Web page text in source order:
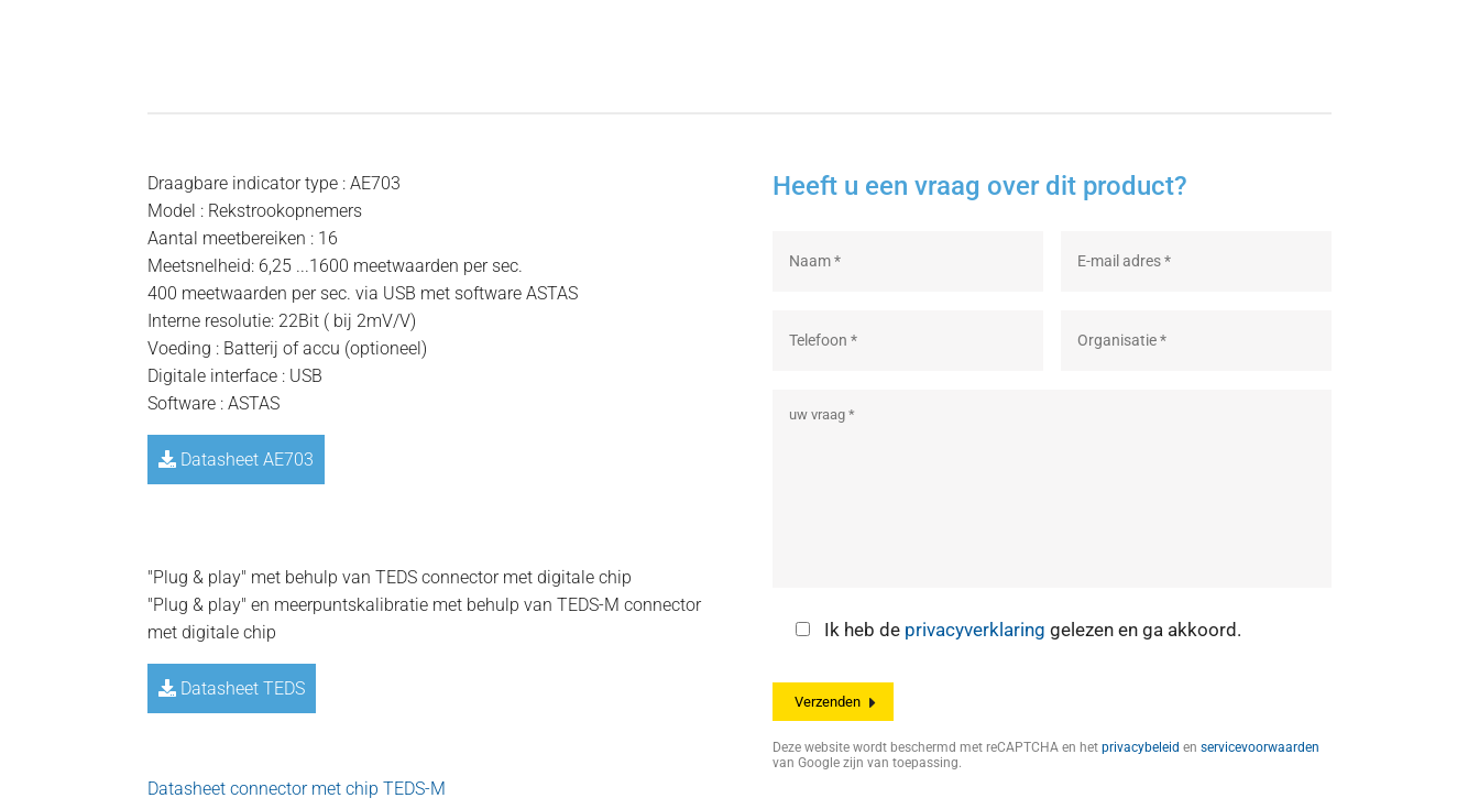
Draagbare indicator type : AE703
Model : Rekstrookopnemers
Aantal meetbereiken : 16
Meetsnelheid: 6,25 ...1600 meetwaarden per sec.
400 meetwaarden per sec. via USB met software ASTAS
Interne resolutie: 22Bit ( bij 2mV/V)
Voeding : Batterij of accu (optioneel)
Digitale interface : USB
Software : ASTAS
Datasheet AE703
"Plug & play" met behulp van TEDS connector met digitale chip
"Plug & play" en meerpuntskalibratie met behulp van TEDS-M connector
met digitale chip
Datasheet TEDS
Datasheet connector met chip TEDS-M
Heeft u een vraag over dit product?
Ik heb de privacyverklaring gelezen en ga akkoord.
Deze website wordt beschermd met reCAPTCHA en het privacybeleid en servicevoorwaarden
van Google zijn van toepassing.